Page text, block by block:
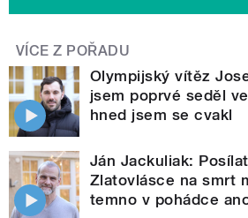
VÍCE Z POŘADU
Olympijský vítěz
jsem poprvé seděl
hned jsem se cvakl
Ján Jackuliak:
Zlatovlásce na smrt
temno v pohádce